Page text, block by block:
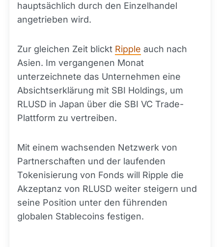
hauptsächlich durch den Einzelhandel
angetrieben wird.
Zur gleichen Zeit blickt Ripple auch nach
Asien. Im vergangenen Monat
unterzeichnete das Unternehmen eine
Absichtserklärung mit SBI Holdings, um
RLUSD in Japan über die SBI VC Trade-
Plattform zu vertreiben.
Mit einem wachsenden Netzwerk von
Partnerschaften und der laufenden
Tokenisierung von Fonds will Ripple die
Akzeptanz von RLUSD weiter steigern und
seine Position unter den führenden
globalen Stablecoins festigen.